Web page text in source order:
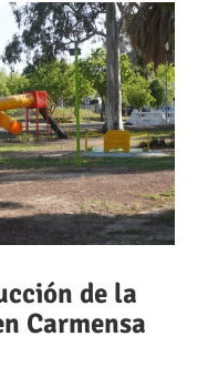
de la
Carmensa